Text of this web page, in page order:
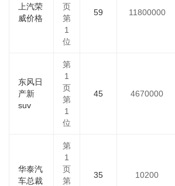
上汽荣
威价格
页
第
1
位
59 11800000
东风日
产新
suv
第
1
页
第
1
位
45 4670000
华泰汽
车总裁
第
1
页
第
35 10200